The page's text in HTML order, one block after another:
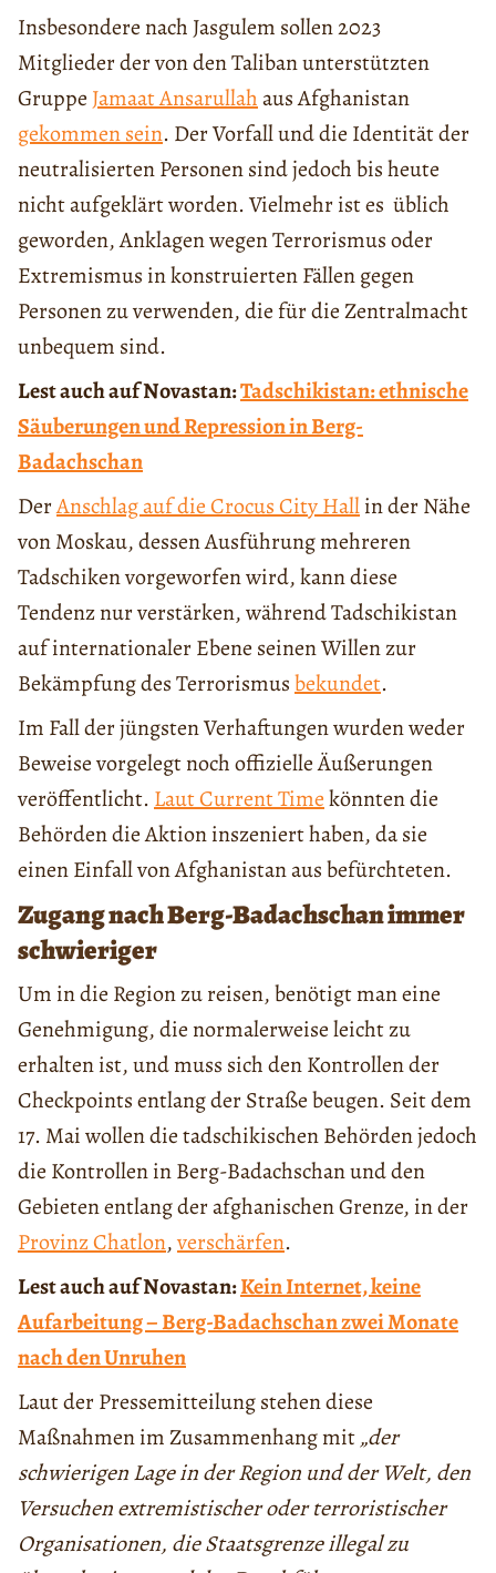
Insbesondere nach Jasgulem sollen 2023
Mitglieder der von den Taliban unterstützten
Gruppe Jamaat Ansarullahaus Afghanistan
gekommen sein. Der Vorfall und die Identität der
neutralisierten Personen sind jedoch bis heute
nicht aufgeklärt worden. Vielmehr ist es üblich
geworden, Anklagen wegen Terrorismus oder
Extremismus in konstruierten Fällen gegen
Personen zu verwenden, die für die Zentralmacht
unbequem sind.
Lest auch auf Novastan:Tadschikistan: ethnische
Säuberungen und Repression in Berg-
Badachschan
DerAnschlag auf die Crocus City Hallin der Nähe
von Moskau, dessen Ausführung mehreren
Tadschiken vorgeworfen wird, kann diese
Tendenz nur verstärken, während Tadschikistan
auf internationaler Ebene seinen Willen zur
Bekämpfung des Terrorismusbekundet.
Im Fall der jüngsten Verhaftungen wurden weder
Beweise vorgelegt noch offizielle Äußerungen
veröffentlicht. Laut Current Timekönnten die
Behörden die Aktion inszeniert haben, da sie
einen Einfall von Afghanistan aus befürchteten.
Zugang nach Berg-Badachschan immer
schwieriger
Um in die Region zu reisen, benötigt man eine
Genehmigung, die normalerweise leicht zu
erhalten ist, und muss sich den Kontrollen der
Checkpoints entlang der Straße beugen. Seit dem
17. Mai wollen die tadschikischen Behörden jedoch
die Kontrollen in Berg-Badachschan und den
Gebieten entlang der afghanischen Grenze, in der
Provinz Chatlon,verschärfen.
Lest auch auf Novastan:Kein Internet, keine
Aufarbeitung – Berg-Badachschan zwei Monate
nach den Unruhen
Laut der Pressemitteilung stehen diese
Maßnahmen im Zusammenhang mit„der
schwierigen Lage in der Region und der Welt, den
Versuchen extremistischer oder terroristischer
Organisationen, die Staatsgrenze illegal zu